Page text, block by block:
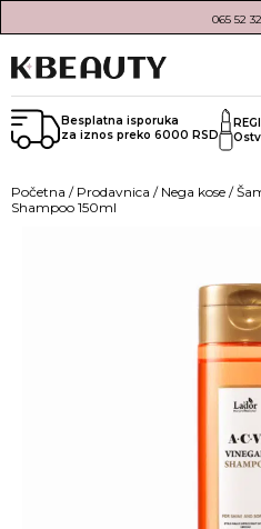
065 52
Besplatna isporuka
za iznos preko 6000 RSD
Početna / Prodavnica / Nega kose /
Shampoo 150ml